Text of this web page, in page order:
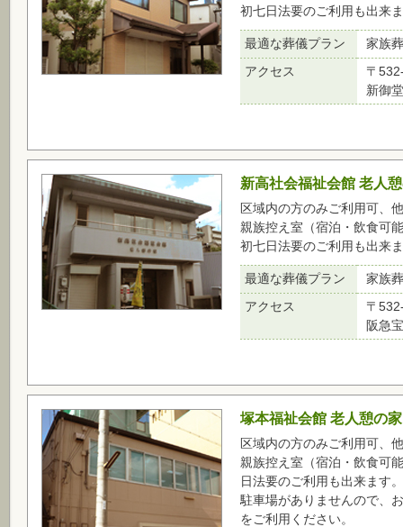
初七日法要のご利用も出来
最適な葬儀プラン
家族
アクセス
〒
新御
新高社会福祉会館 老人
区域内の方のみご利用可、
親族控え室（宿泊・飲食可
初七日法要のご利用も出来
最適な葬儀プラン
家族
アクセス
〒
阪急
塚本福祉会館 老人憩の家
区域内の方のみご利用可、
親族控え室（宿泊・飲食可
日法要のご利用も出来ます。
駐車場がありませんので、
をご利用ください。